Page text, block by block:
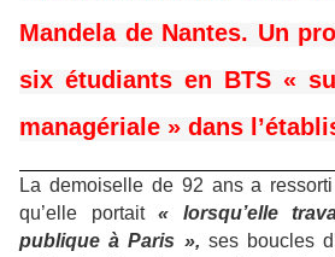
Mandela de Nantes. Un
six étudiants en BTS «
managériale » dans
La demoiselle de 92 ans a
qu’elle portait « lorsqu’elle
publique à Paris », ses boucles